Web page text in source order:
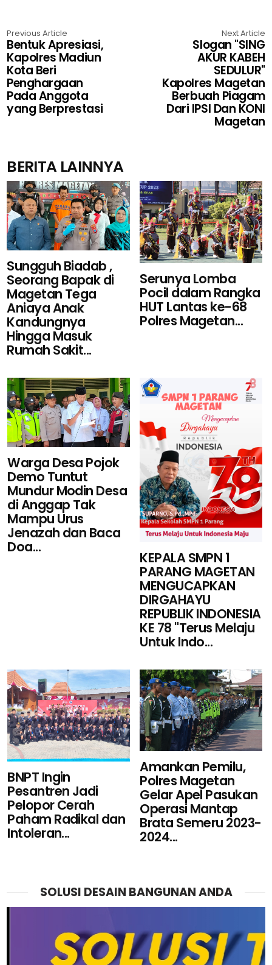
Previous Article
Bentuk Apresiasi,
Kapolres Madiun
Kota Beri
Penghargaan
Pada Anggota
yang Berprestasi
Next Article
Slogan "SING
AKUR KABEH
SEDULUR"
Kapolres Magetan
Berbuah Piagam
Dari IPSI Dan KONI
Magetan
BERITA LAINNYA
Sungguh Biadab ,
Seorang Bapak di
Magetan Tega
Aniaya Anak
Kandungnya
Hingga Masuk
Rumah Sakit...
Serunya Lomba
Pocil dalam Rangka
HUT Lantas ke-68
Polres Magetan...
Warga Desa Pojok
Demo Tuntut
Mundur Modin Desa
di Anggap Tak
Mampu Urus
Jenazah dan Baca
Doa...
KEPALA SMPN 1
PARANG MAGETAN
MENGUCAPKAN
DIRGAHAYU
REPUBLIK INDONESIA
KE 78 "Terus Melaju
Untuk Indo...
BNPT Ingin
Pesantren Jadi
Pelopor Cerah
Paham Radikal dan
Intoleran...
Amankan Pemilu,
Polres Magetan
Gelar Apel Pasukan
Operasi Mantap
Brata Semeru 2023-
2024...
SOLUSI DESAIN BANGUNAN ANDA